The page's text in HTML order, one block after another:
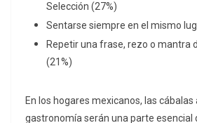
Selección (27%)
Sentarse siempre en el mismo
Repetir una frase, rezo o mantra
(21%)
En los hogares mexicanos, las cábalas
gastronomía serán una parte esencial